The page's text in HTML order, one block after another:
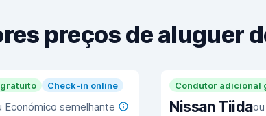
preços de aluguer
Check-in online
Económico semelhante
Condutor adicional
Nissan Tiida